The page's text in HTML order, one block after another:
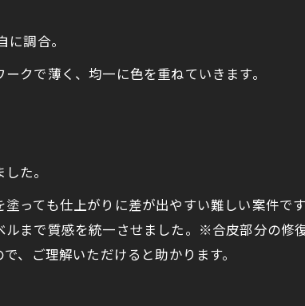
調合。
クで薄く、均一に色を重ねていきます。
た。
っても仕上がりに差が出やすい難しい案件で
まで質感を統一させました。※合皮部分の修
、ご理解いただけると助かります。